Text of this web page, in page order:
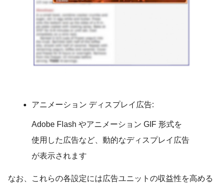
アニメーション ディスプレイ広告:
Adobe Flash やアニメーション GIF 形式を
使用した広告など、動的なディスプレイ広告
が表示されます
なお、これらの各設定には広告ユニットの収益性を高める